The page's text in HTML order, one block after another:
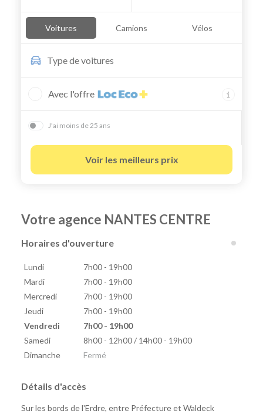
Voitures Camions Vélos
Type devoitures
Avec l'offre
J'ai moins de 25 ans
Voir les meilleurs prix
Votre agence NANTES CENTRE
Horaires d'ouverture
Lundi
7h00 - 19h00
Mardi
7h00 - 19h00
Mercredi
7h00 - 19h00
Jeudi
7h00 - 19h00
Vendredi
7h00 - 19h00
Samedi
8h00 - 12h00 / 14h00 - 19h00
Dimanche
Fermé
Détails d'accès
Sur les bords de l'Erdre, entre Préfecture et Waldeck